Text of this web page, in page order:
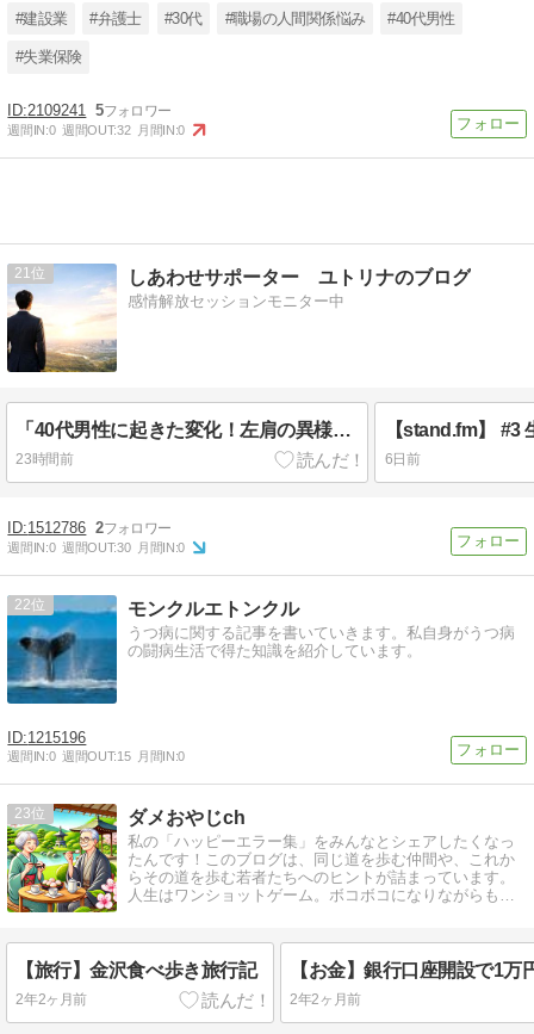
#建設業 #弁護士 #30代 #職場の人間関係悩み #40代男性
#失業保険
2109241 5
週間IN:0 週間OUT:32 月間IN:0
21 しあわせサポーター ユトリナのブログ
感情解放セッションモニター中
「40代男性に起きた変化！左肩の異様な重さは、5体の憑き物！」
23時間前 6日前
1512786 2
週間IN:0 週間OUT:30 月間IN:0
22 モンクルエトンクル
うつ病に関する記事を書いていきます。私自身がうつ病
の闘病生活で得た知識を紹介しています。
1215196
週間IN:0 週間OUT:15 月間IN:0
23 ダメおやじch
私の「ハッピーエラー集」をみんなとシェアしたくなっ
たんです！このブログは、同じ道を歩む仲間や、これか
らその道を歩む若者たちへのヒントが詰まっています。
人生はワンショットゲーム。ボコボコになりながらも、
【旅行】金沢食べ歩き旅行記
2年2ヶ月前 2年2ヶ月前